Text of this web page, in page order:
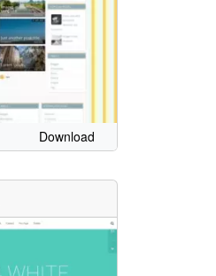
Download